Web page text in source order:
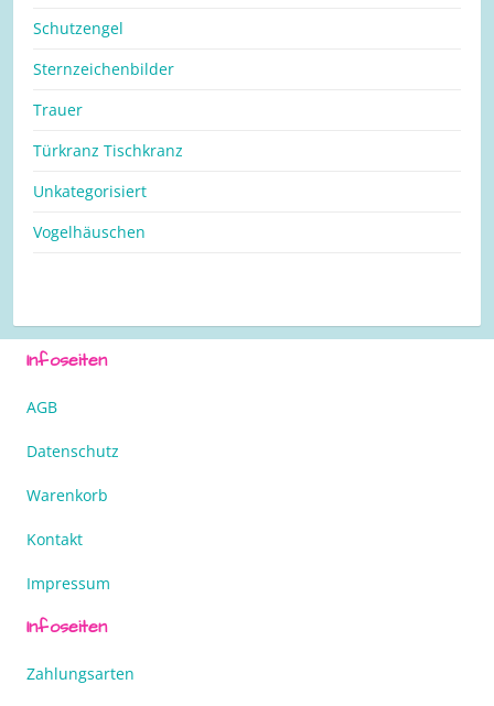
Schutzengel
Sternzeichenbilder
Trauer
Türkranz Tischkranz
Unkategorisiert
Vogelhäuschen
Infoseiten
AGB
Datenschutz
Warenkorb
Kontakt
Impressum
Infoseiten
Zahlungsarten